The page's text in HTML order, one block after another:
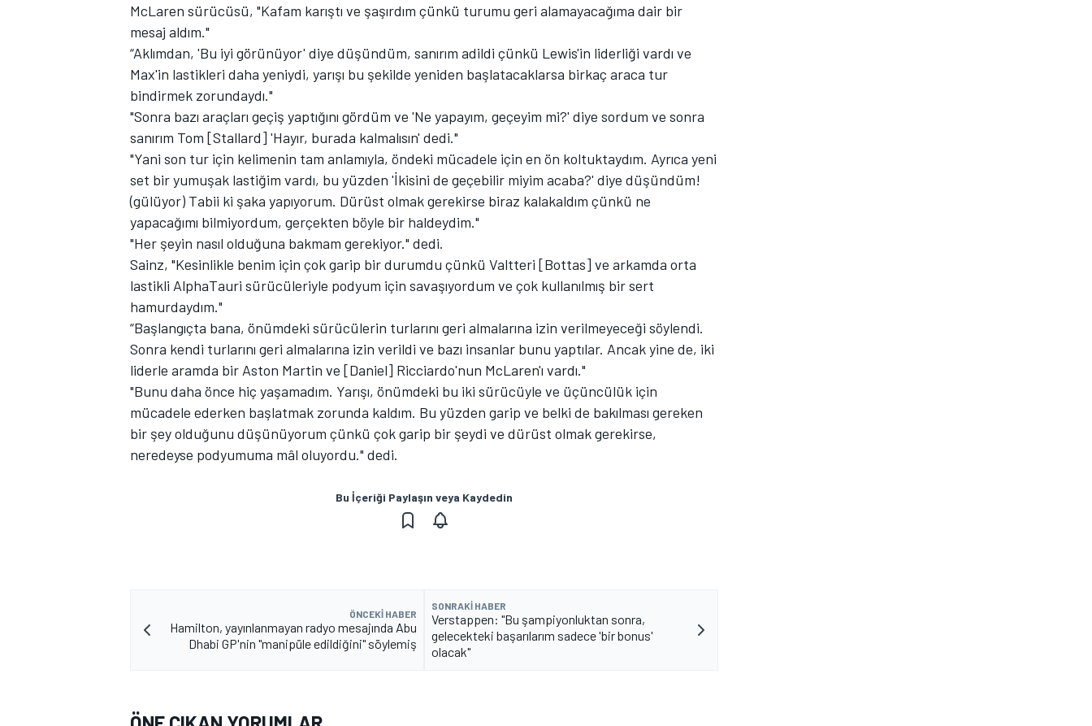
McLaren sürücüsü, "Kafam karıştı ve şaşırdım çünkü turumu geri alamayacağıma dair bir
mesaj aldım."
“Aklımdan, 'Bu iyi görünüyor' diye düşündüm, sanırım adildi çünkü Lewis'in liderliği vardı ve
Max'in lastikleri daha yeniydi, yarışı bu şekilde yeniden başlatacaklarsa birkaç araca tur
bindirmek zorundaydı."
"Sonra bazı araçları geçiş yaptığını gördüm ve 'Ne yapayım, geçeyim mi?' diye sordum ve sonra
sanırım Tom [Stallard] 'Hayır, burada kalmalısın' dedi."
"Yani son tur için kelimenin tam anlamıyla, öndeki mücadele için en ön koltuktaydım. Ayrıca yeni
set bir yumuşak lastiğim vardı, bu yüzden 'İkisini de geçebilir miyim acaba?' diye düşündüm!
(gülüyor) Tabii ki şaka yapıyorum. Dürüst olmak gerekirse biraz kalakaldım çünkü ne
yapacağımı bilmiyordum, gerçekten böyle bir haldeydim."
"Her şeyin nasıl olduğuna bakmam gerekiyor." dedi.
Sainz, "Kesinlikle benim için çok garip bir durumdu çünkü Valtteri [Bottas] ve arkamda orta
lastikli AlphaTauri sürücüleriyle podyum için savaşıyordum ve çok kullanılmış bir sert
hamurdaydım."
“Başlangıçta bana, önümdeki sürücülerin turlarını geri almalarına izin verilmeyeceği söylendi.
Sonra kendi turlarını geri almalarına izin verildi ve bazı insanlar bunu yaptılar. Ancak yine de, iki
liderle aramda bir Aston Martin ve [Daniel] Ricciardo'nun McLaren'ı vardı."
"Bunu daha önce hiç yaşamadım. Yarışı, önümdeki bu iki sürücüyle ve üçüncülük için
mücadele ederken başlatmak zorunda kaldım. Bu yüzden garip ve belki de bakılması gereken
bir şey olduğunu düşünüyorum çünkü çok garip bir şeydi ve dürüst olmak gerekirse,
neredeyse podyumuma mâl oluyordu." dedi.
Bu İçeriği Paylaşın veya Kaydedin
ÖNCEKI HABER
Hamilton, yayınlanmayan radyo mesajında Abu
Dhabi GP'nin "manipüle edildiğini" söylemiş
SONRAKI HABER
Verstappen: "Bu şampiyonluktan sonra,
gelecekteki başarılarım sadece 'bir bonus'
olacak"